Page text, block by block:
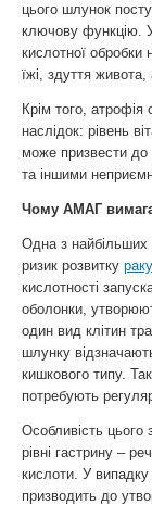
цього шлунок
ключову функцію.
кислотної обробки
їжі, здуття
Крім того,
наслідок: рівень
може призвести до
та іншими
Чому АМАГ
Одна з найбільших
ризик розвитку
кислотності
оболонки,
один вид клітин
шлунку
кишкового типу.
потребують
Особливість
рівні гастрину –
кислоти. У
призводить до